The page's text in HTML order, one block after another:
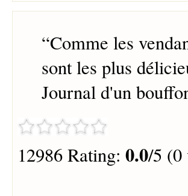
“Comme les
sont les plus
Journal d'un
12986 Rating: 0.0/5 (0